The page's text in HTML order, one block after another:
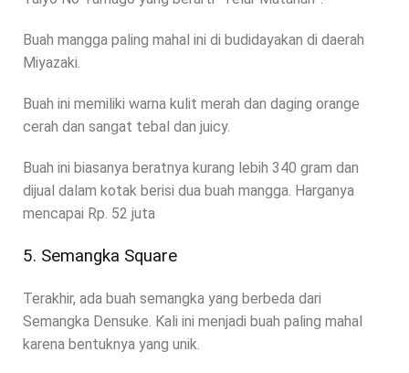
Buah mangga paling mahal ini di budidayakan di daerah
Miyazaki.
Buah ini memiliki warna kulit merah dan daging orange
cerah dan sangat tebal dan juicy.
Buah ini biasanya beratnya kurang lebih 340 gram dan
dijual dalam kotak berisi dua buah mangga. Harganya
mencapai Rp. 52 juta
5. Semangka Square
Terakhir, ada buah semangka yang berbeda dari
Semangka Densuke. Kali ini menjadi buah paling mahal
karena bentuknya yang unik.